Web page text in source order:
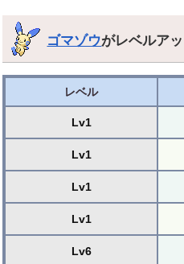
ゴマゾウがレベルア
レベル
Lv1
Lv1
Lv1
Lv1
Lv6